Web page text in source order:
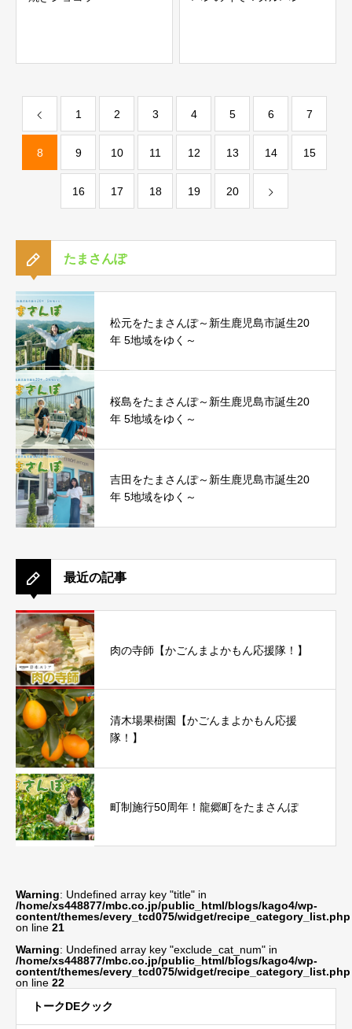
1 2 3 4 5 6 7
8 9 10 11 12 13 14 15
16 17 18 19 20
たまさんぽ
松元をたまさんぽ～新生鹿児島市誕生20
年 5地域をゆく～
桜島をたまさんぽ～新生鹿児島市誕生20
年 5地域をゆく～
吉田をたまさんぽ～新生鹿児島市誕生20
年 5地域をゆく～
最近の記事
肉の寺師【かごんまよかもん応援隊！】
清木場果樹園【かごんまよかもん応援
隊！】
町制施行50周年！龍郷町をたまさんぽ
Warning: Undefined array key "title" in
/home/xs448877/mbc.co.jp/public_html/blogs/kago4/wp-
content/themes/every_tcd075/widget/recipe_category_list.php
on line 21
Warning: Undefined array key "exclude_cat_num" in
/home/xs448877/mbc.co.jp/public_html/blogs/kago4/wp-
content/themes/every_tcd075/widget/recipe_category_list.php
on line 22
トークDEクック